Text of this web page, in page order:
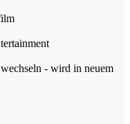
- wird in neuem